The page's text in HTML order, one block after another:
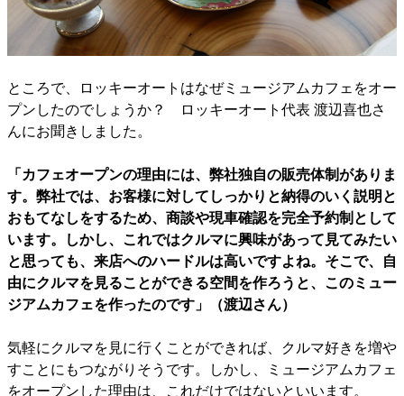
ところで、ロッキーオートはなぜミュージアムカフェをオー
プンしたのでしょうか？ ロッキーオート代表 渡辺喜也さ
んにお聞きしました。
「カフェオープンの理由には、弊社独自の販売体制がありま
す。弊社では、お客様に対してしっかりと納得のいく説明と
おもてなしをするため、商談や現車確認を完全予約制として
います。しかし、これではクルマに興味があって見てみたい
と思っても、来店へのハードルは高いですよね。そこで、自
由にクルマを見ることができる空間を作ろうと、このミュー
ジアムカフェを作ったのです」（渡辺さん）
気軽にクルマを見に行くことができれば、クルマ好きを増や
すことにもつながりそうです。しかし、ミュージアムカフェ
をオープンした理由は、これだけではないといいます。